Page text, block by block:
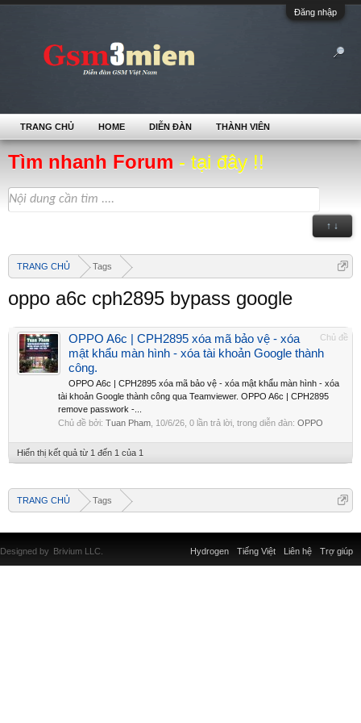
Đăng nhập
Tìm nhanh Forum - tại đây !!
↑ ↓
TRANG CHỦ Tags
oppo a6c cph2895 bypass google
Chủ đề
OPPO A6c | CPH2895 xóa mã bảo vệ - xóa
mật khẩu màn hình - xóa tài khoản Google thành
công.
OPPO A6c | CPH2895 xóa mã bảo vệ - xóa mật khẩu màn hình - xóa
tài khoản Google thành công qua Teamviewer. OPPO A6c | CPH2895
remove passwork -...
Chủ đề bởi: Tuan Pham 10/6/26 , 0 lần trả lời, trong diễn đàn: OPPO
Hiển thị kết quả từ 1 đến 1 của 1
TRANG CHỦ Tags
TRANG CHỦ HOME DIỄN ĐÀN THÀNH VIÊN
Liên hệ Trợ giúp
Hydrogen Tiếng Việt
Designed by Brivium LLC.